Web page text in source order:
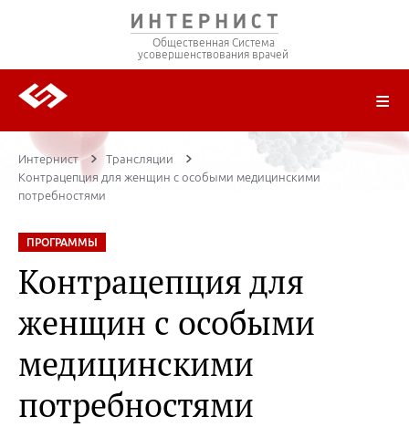
Общественная Система
усовершенствования врачей
ЦИКЛЫ ПЕРЕДАЧ
Интернист
Трансляции
Контрацепция для женщин с особыми медицинскими
потребностями
ПРОГРАММЫ
Контрацепция для
женщин с особыми
медицинскими
потребностями